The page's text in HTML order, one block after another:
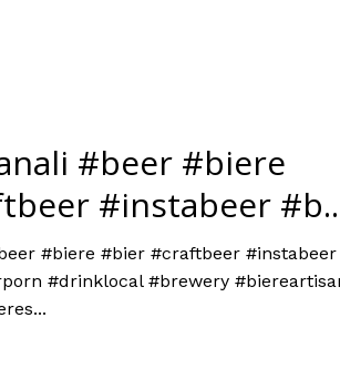
#beer #biere
#instabeer
#biere #bier #craftbeer #instabeer
#drinklocal #brewery